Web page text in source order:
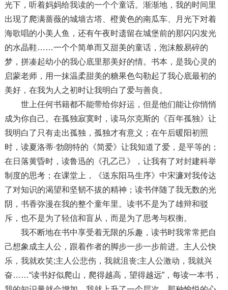
光下，听着妈妈给我读的一个个童话。渐渐地，我的时间里
出现了爬满蔷薇的城墙古塔、橙黄色的南瓜车、月光下对着
海歌唱的小美人鱼，还有午夜时遗留在城堡前的那闪闪发光
的水晶鞋……一个个简单而又甜美的童话，泡沫般易碎的
梦，拼凑起幼小的我心底里那美好的情。书本，是我心灵的
启蒙老师，用一抹温柔甜美的糖果色勾勒起了我心底最初的
美好，在我为人之初时让我明白了爱与善良。
世上任何书籍都不能带给你好运，但是他们能让你悄悄
成为你自己。在孤独寂寞时，读马尔克斯的《百年孤独》让
我明白了只有走出孤独，孤独才有意义；在午后暖阳初照
时，读夏洛蒂·勃朗特的《简爱》让我知道了爱，是平等的；
在日落黄昏时，读鲁迅的《孔乙己》，让我有了对封建科举
制度的思考；在课堂上，《送东阳马生序》中宋濂对我传达
了对知识的渴望和坚韧不拔的精神；读书伴随了我无数的光
阴，书香弥漫在我的整个童年里。读书不是为了雄辩和驳
斥，也不是为了轻信和盲从，而是为了思考与权衡。
我不断地在书中享受着无限的乐趣，读书时我常常把自
己想象成主人公，跟着作者的脚步一步一步前进。主人公快
乐，我就欢笑;主人公悲伤，我就沮丧;主人公激动，我就兴
奋……“读书好似爬山，爬得越高，望得越远”，每读一本书，